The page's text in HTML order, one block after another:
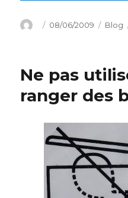
Author
Posted
08/06/2009 Blog
Ne pas
ranger des